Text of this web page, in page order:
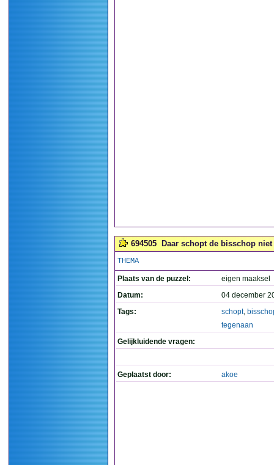
694505 Daar schopt de bisschop
THEMA
Plaats van de puzzel:
eigen maaksel
Datum:
04 december
Tags:
schopt,
tegenaan
Gelijkluidende vragen:
Geplaatst door: akoe